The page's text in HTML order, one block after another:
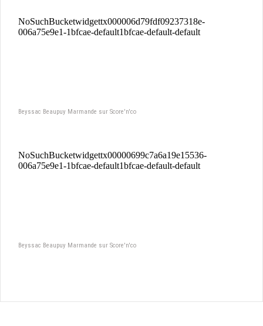
Beyssac Beaupuy Marmande sur Score'n'co
Beyssac Beaupuy Marmande sur Score'n'co